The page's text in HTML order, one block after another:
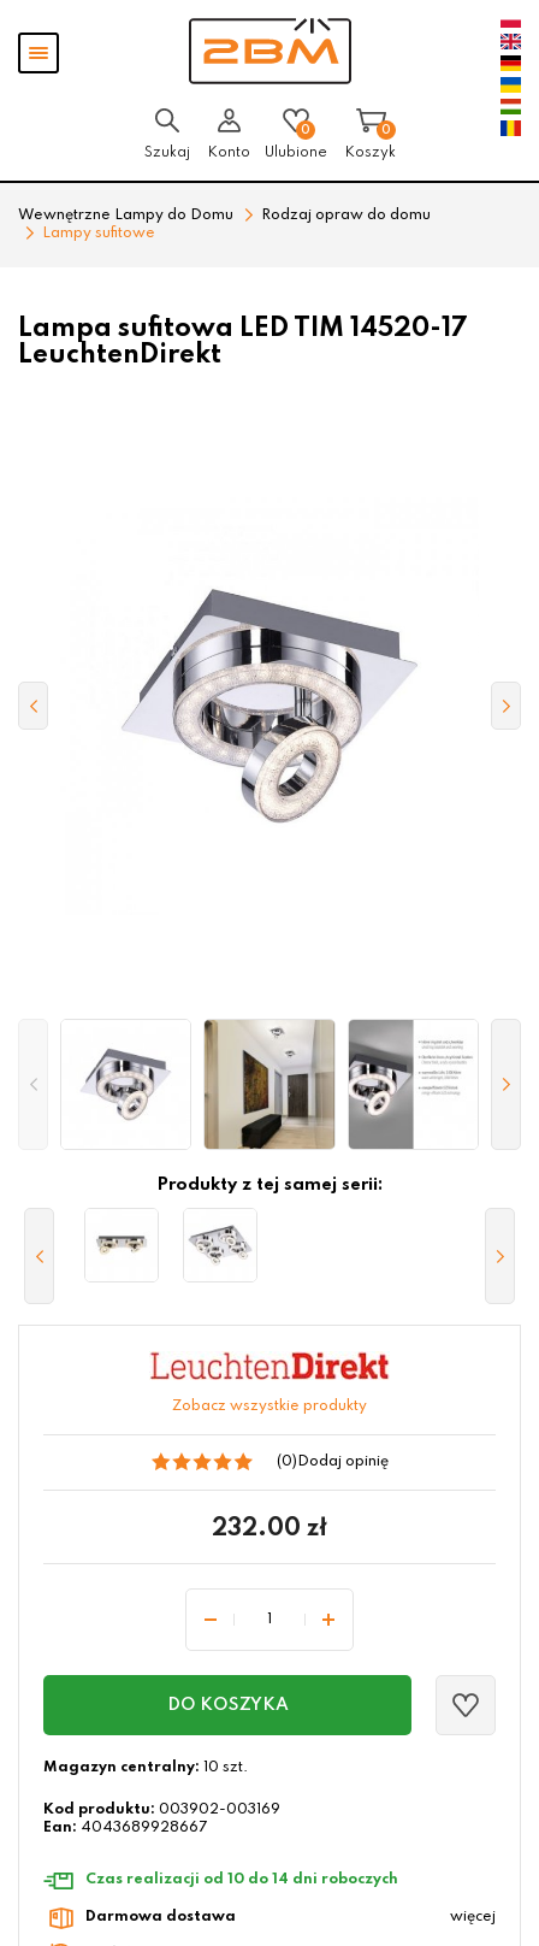
Pokaż
menu
Szukaj Konto
0
Ulubione
0
Koszyk
Wewnętrzne Lampy do Domu
Rodzaj opraw do domu
Lampy sufitowe
Lampa sufitowa LED TIM 14520-17
LeuchtenDirekt
Produkty z tej samej serii:
Zobacz wszystkie produkty
(0) Dodaj opinię
232.00 zł
DO KOSZYKA
Magazyn centralny: 10 szt.
Kod produktu: 003902-003169
Ean: 4043689928667
Czas realizacji od 10 do 14 dni roboczych
Darmowa dostawa więcej